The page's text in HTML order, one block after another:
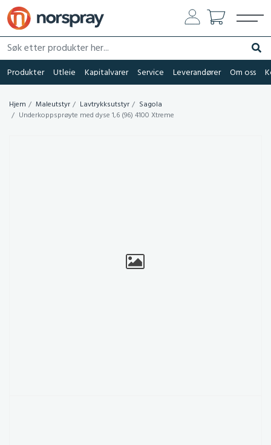
Søk etter produkter her...
Søk
Produkter Utleie Kapitalvarer Service Leverandører Om oss
Hjem Maleutstyr Lavtrykksutstyr
Sagola
Underkoppsprøyte med dyse 1,6 (96) 4100 Xtreme